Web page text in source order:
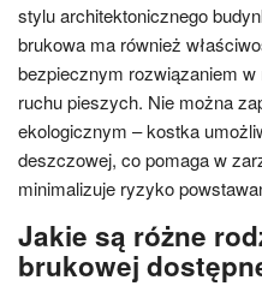
stylu architektonicznego
brukowa ma również
bezpiecznym rozwiązaniem
ruchu pieszych. Nie można
ekologicznym – kostka
deszczowej, co pomaga w
minimalizuje ryzyko
Jakie są różne
brukowej